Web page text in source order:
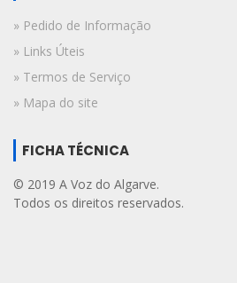
» Pedido de Informação
» Links Úteis
» Termos de Serviço
» Mapa do site
FICHA TÉCNICA
© 2019 A Voz do Algarve.
Todos os direitos reservados.